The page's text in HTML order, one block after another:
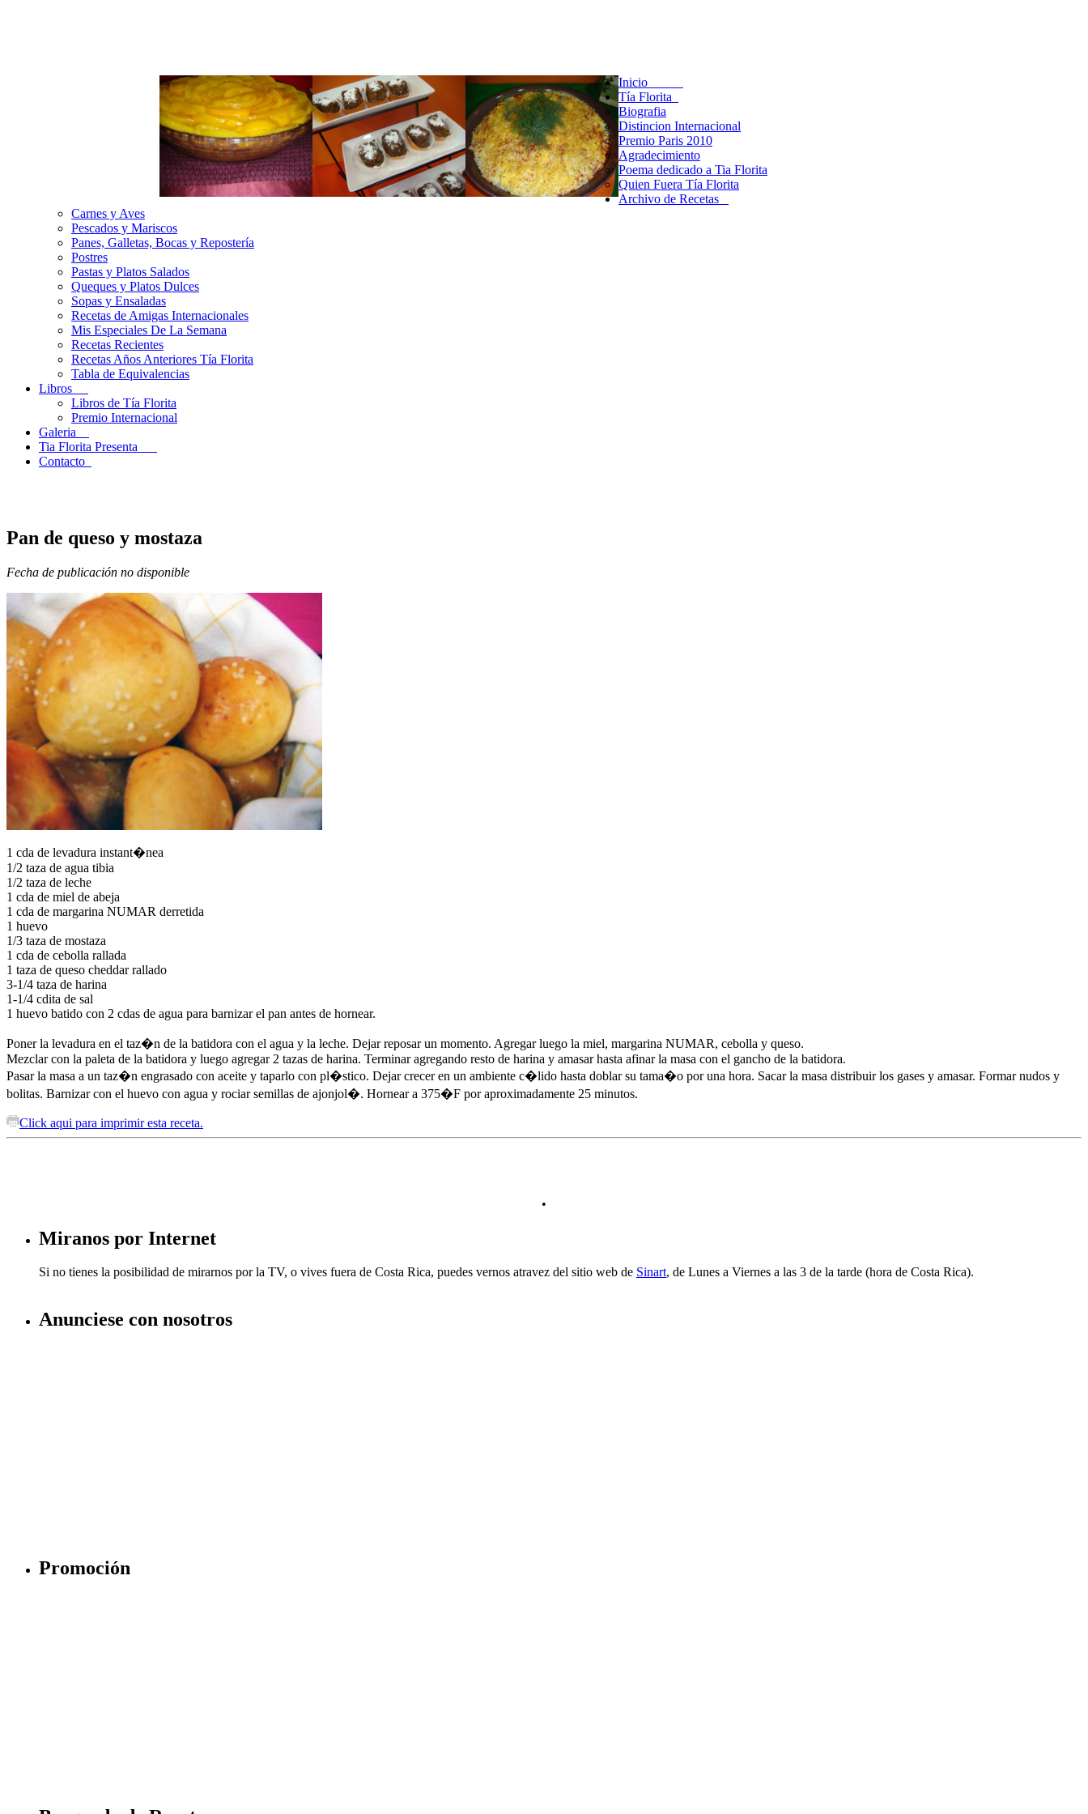
Inicio
Tía Florita
Biografia
Distincion Internacional
Premio Paris 2010
Agradecimiento
Poema dedicado a Tia Florita
Quien Fuera Tía Florita
Archivo de Recetas
Carnes y Aves
Pescados y Mariscos
Panes, Galletas, Bocas y Repostería
Postres
Pastas y Platos Salados
Queques y Platos Dulces
Sopas y Ensaladas
Recetas de Amigas Internacionales
Mis Especiales De La Semana
Recetas Recientes
Recetas Años Anteriores Tía Florita
Tabla de Equivalencias
Libros
Libros de Tía Florita
Premio Internacional
Galeria
Tia Florita Presenta
Contacto
Pan de queso y mostaza
Fecha de publicación no disponible
1 cda de levadura instant�nea
1/2 taza de agua tibia
1/2 taza de leche
1 cda de miel de abeja
1 cda de margarina NUMAR derretida
1 huevo
1/3 taza de mostaza
1 cda de cebolla rallada
1 taza de queso cheddar rallado
3-1/4 taza de harina
1-1/4 cdita de sal
1 huevo batido con 2 cdas de agua para barnizar el pan antes de hornear.
Poner la levadura en el taz�n de la batidora con el agua y la leche. Dejar reposar un momento. Agregar luego la miel, margarina NUMAR, cebolla y queso.
Mezclar con la paleta de la batidora y luego agregar 2 tazas de harina. Terminar agregando resto de harina y amasar hasta afinar la masa con el gancho de la batidora.
Pasar la masa a un taz�n engrasado con aceite y taparlo con pl�stico. Dejar crecer en un ambiente c�lido hasta doblar su tama�o por una hora. Sacar la masa distribuir los gases y amasar. Formar nudos y
bolitas. Barnizar con el huevo con agua y rociar semillas de ajonjol�. Hornear a 375�F por aproximadamente 25 minutos.
Click aqui para imprimir esta receta.
•
Miranos por Internet
Si no tienes la posibilidad de mirarnos por la TV, o vives fuera de Costa Rica, puedes vernos atravez del sitio web de Sinart, de Lunes a Viernes a las 3 de la tarde (hora de Costa Rica).
Anunciese con nosotros
Promoción